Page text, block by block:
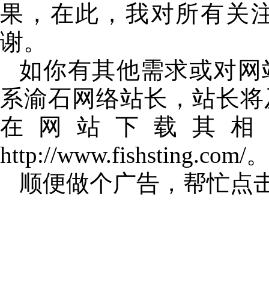
果，在此，我对所有关
谢。
如你有其他需求或对
系渝石网络站长，站长
在网站下载其
http://www.fishsting.com/。
顺便做个广告，帮忙点